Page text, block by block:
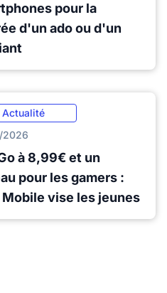
pour la
d'un ado ou d'un
Actualité
à 8,99€ et un
pour les gamers :
Mobile vise les jeunes